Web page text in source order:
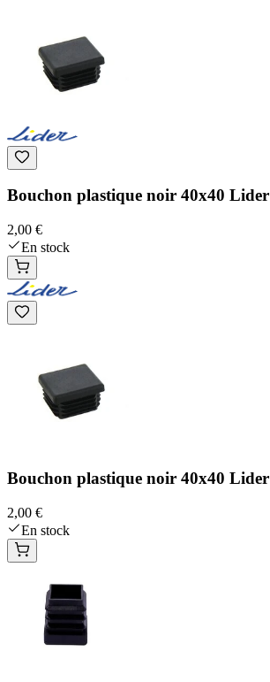
Bouchon plastique noir 40x40 Lider
2,00 €
En stock
Bouchon plastique noir 40x40 Lider
2,00 €
En stock